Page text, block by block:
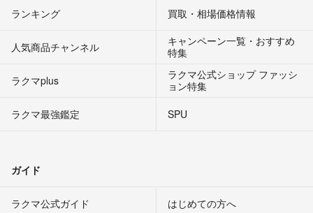
ランキング 買取・相場価格情報
人気商品チャンネル
キャンペーン一覧・おすすめ
特集
ラクマplus
ラクマ公式ショップ ファッシ
ョン特集
ラクマ最強鑑定
SPU
ガイド
ラクマ公式ガイド はじめての方へ